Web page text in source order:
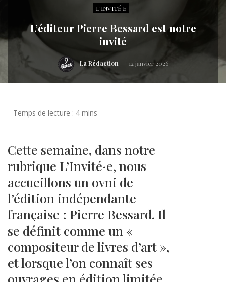
L'INVITÉ·E
L’éditeur Pierre Bessard est notre
invité
La Rédaction 12 janvier 2026
Cette semaine, dans notre
rubrique L’Invité·e, nous
accueillons un ovni de
l’édition indépendante
française : Pierre Bessard. Il
se définit comme un «
compositeur de livres d’art »,
et lorsque l’on connaît ses
ouvrages en édition limitée,